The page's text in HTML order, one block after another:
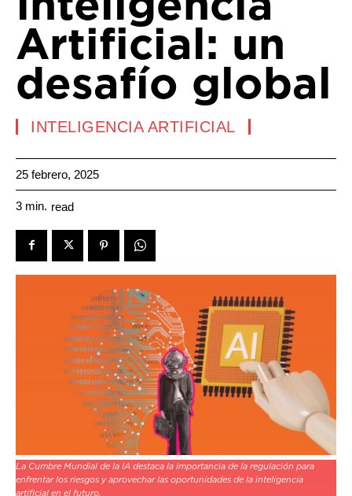
Artificial: un
desafío global
INTELIGENCIA ARTIFICIAL
25 febrero, 2025
3 min. read
La Cumbre Mundial de la IA destaca la importancia de la regulación para
enfrentar los riesgos y aprovechar las oportunidades de la inteligencia
artificial en el futuro.